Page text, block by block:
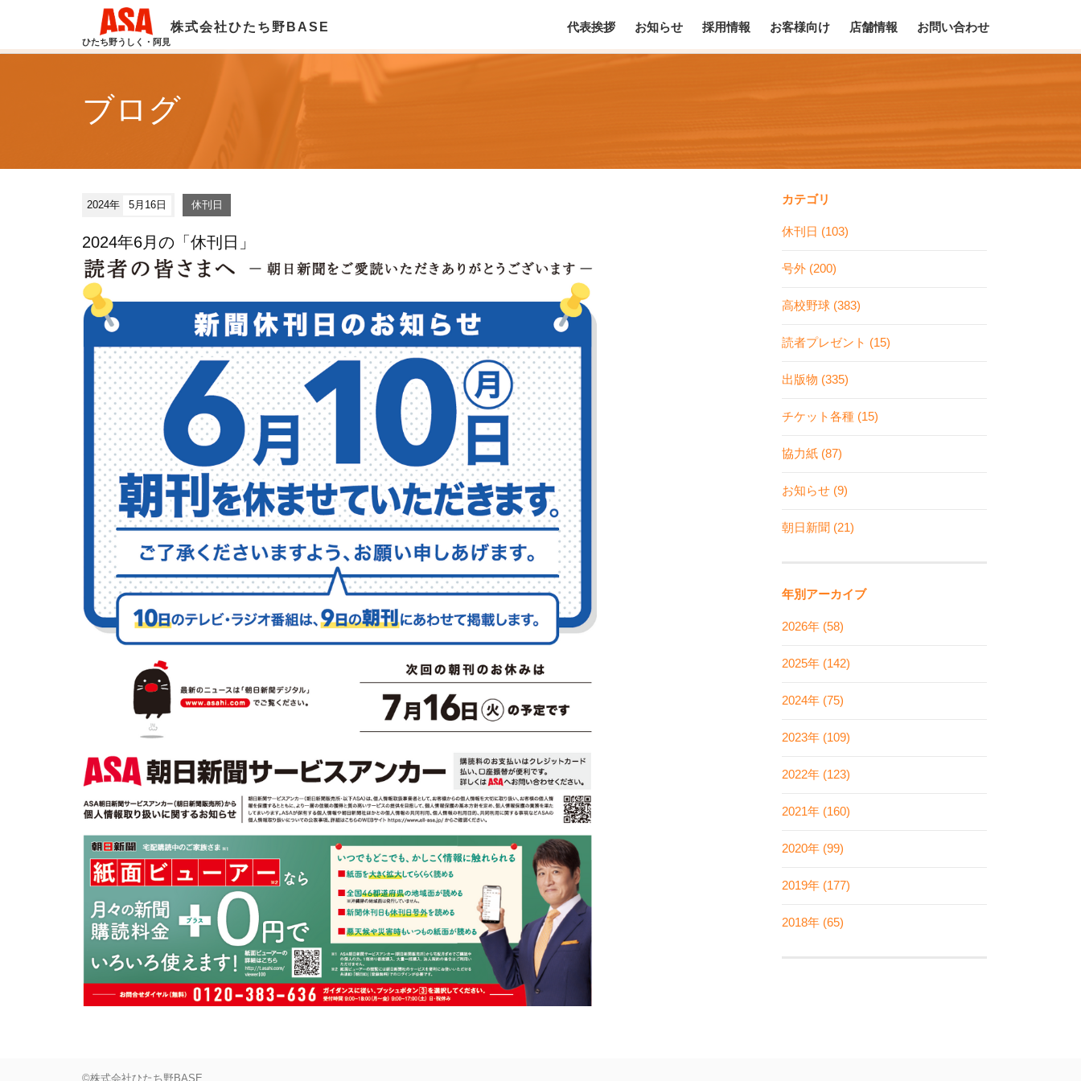
ひたち野うしく・阿見
株式会社ひたち野BASE 代表挨拶 お知らせ 採用情報 お客様向け 店舗情報 お問い合わせ
ブログ
2024年 5月16日 休刊日
2024年6月の「休刊日」
カテゴリ
休刊日 (103)
号外 (200)
高校野球 (383)
読者プレゼント (15)
出版物 (335)
チケット各種 (15)
協力紙 (87)
お知らせ (9)
朝日新聞 (21)
年別アーカイブ
2026年 (58)
2025年 (142)
2024年 (75)
2023年 (109)
2022年 (123)
2021年 (160)
2020年 (99)
2019年 (177)
2018年 (65)
©株式会社ひたち野BASE